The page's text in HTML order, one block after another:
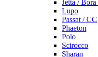
Jetta /
Lupo
Passat / CC
Phaeton
Polo
Scirocco
Sharan